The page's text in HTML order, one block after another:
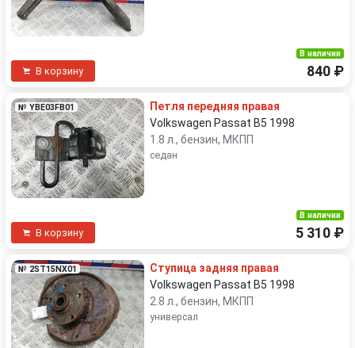
В корзину
В наличии
840 ₽
№ YBE03FB01
Петля передняя правая
Volkswagen Passat B5 1998
1.8 л., бензин, МКПП
седан
В корзину
В наличии
5 310 ₽
№ 2ST15NX01
Ступица задняя правая
Volkswagen Passat B5 1998
2.8 л., бензин, МКПП
универсал